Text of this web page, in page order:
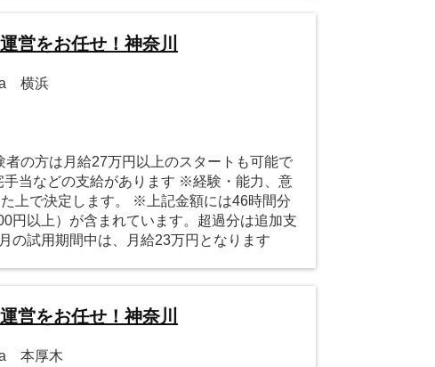
営をお任せ！神奈川
横浜
の方は月給27万円以上のスタートも可能で
当などの支給があります ※経験・能力、意
上で決定します。 ※上記金額には46時間分
円以上）が含まれています。超過分は追加支
の試用期間中は、月給23万円となります
営をお任せ！神奈川
本厚木